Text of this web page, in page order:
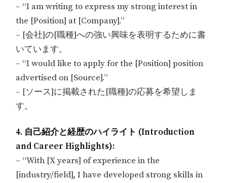
– “I am writing to express my strong interest in
the [Position] at [Company].”
– [会社]の[職種]への強い興味を表明するために書
いています。
– “I would like to apply for the [Position] position
advertised on [Source].”
– [ソース]に掲載された[職種]の応募を希望しま
す。
4. 自己紹介と経歴のハイライト (Introduction
and Career Highlights):
– “With [X years] of experience in the
[industry/field], I have developed strong skills in